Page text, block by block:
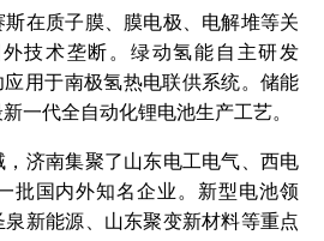
在质子膜、膜电极、电解堆等关
技术垄断。绿动氢能自主研发
应用于南极氢热电联供系统。储能
一代全自动化锂电池生产工艺。
济南集聚了山东电工电气、西电
批国内外知名企业。新型电池领
新能源、山东聚变新材料等重点